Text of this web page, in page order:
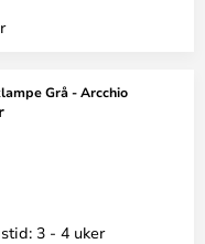
Grå - Arcchio
3 - 4 uker